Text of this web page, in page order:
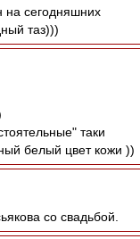
на сегодняшних
таз)))
таки
белый цвет кожи ))
со свадьбой.